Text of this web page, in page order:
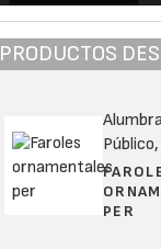
PRODUCTOS
Público,
PER